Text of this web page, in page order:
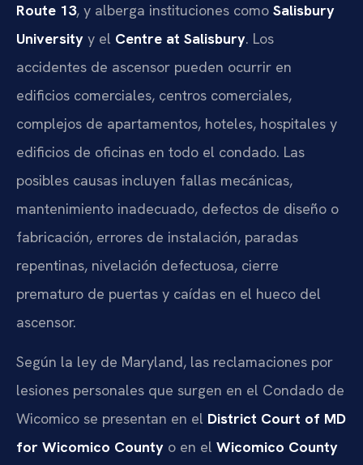
Route 13, y alberga instituciones como Salisbury
University y el Centre at Salisbury. Los
accidentes de ascensor pueden ocurrir en
edificios comerciales, centros comerciales,
complejos de apartamentos, hoteles, hospitales y
edificios de oficinas en todo el condado. Las
posibles causas incluyen fallas mecánicas,
mantenimiento inadecuado, defectos de diseño o
fabricación, errores de instalación, paradas
repentinas, nivelación defectuosa, cierre
prematuro de puertas y caídas en el hueco del
ascensor.
Según la ley de Maryland, las reclamaciones por
lesiones personales que surgen en el Condado de
Wicomico se presentan en el District Court of MD
for Wicomico County o en el Wicomico County